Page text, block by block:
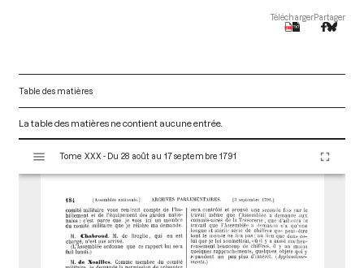
TéléchargerPartager
Table des matières
La table des matières ne contient aucune entrée.
s
Tome XXX - Du 28 août au 17 septembre 1791